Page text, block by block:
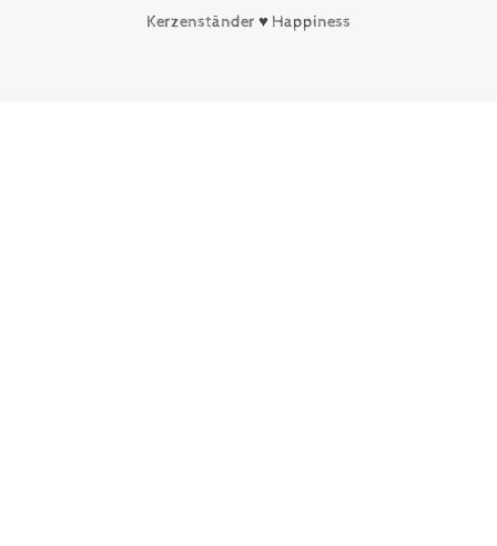
Kerzenständer ♥ Happiness